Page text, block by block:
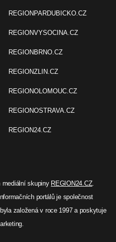
REGIONPARDUBICKO.CZ
REGIONVYSOCINA.CZ
REGIONBRNO.CZ
REGIONZLIN.CZ
REGIONOLOMOUC.CZ
REGIONOSTRAVA.CZ
REGION24.CZ
mediální skupiny REGION24.CZ.
portálů je společnost
založená v roce 1997 a poskytuje